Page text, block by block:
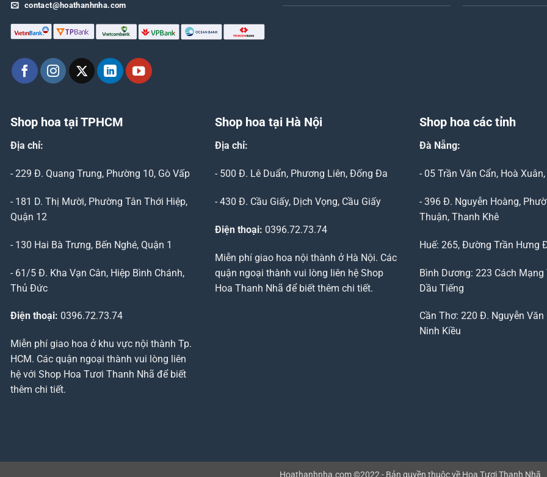
contact@hoathanhnha.com
Shop hoa tại TPHCM
Địa chỉ:
- 229 Đ. Quang Trung, Phường 10, Gò Vấp
- 181 D. Thị Mười, Phường Tân Thới Hiệp,
Quận 12
- 130 Hai Bà Trưng, Bến Nghé, Quận 1
- 61/5 Đ. Kha Vạn Cân, Hiệp Bình Chánh,
Thủ Đức
Điện thoại: 0396.72.73.74
Miễn phí giao hoa ở khu vực nội thành Tp.
HCM. Các quận ngoại thành vui lòng liên
hệ với Shop Hoa Tươi Thanh Nhã để biết
thêm chi tiết.
Shop hoa tại Hà Nội
Địa chỉ:
- 500 Đ. Lê Duẩn, Phương Liên, Đống Đa
- 430 Đ. Cầu Giấy, Dịch Vọng, Cầu Giấy
Điện thoại: 0396.72.73.74
Miễn phí giao hoa nội thành ở Hà Nội. Các
quận ngoại thành vui lòng liên hệ Shop
Hoa Thanh Nhã để biết thêm chi tiết.
Shop hoa các tỉnh
Đà Nẵng:
- 05 Trần Văn Cẩn, Hoà
- 396 Đ. Nguyễn Hoàng,
Thuận, Thanh Khê
Huế: 265, Đường Trần Hưng
Bình Dương: 223 Cách Mạng
Dầu Tiếng
Cần Thơ: 220 Đ. Nguyễn Văn
Ninh Kiều
Hoathanhnha.com ©2022 - Bản quyền thuộc về Hoa Tươi Thanh Nhã